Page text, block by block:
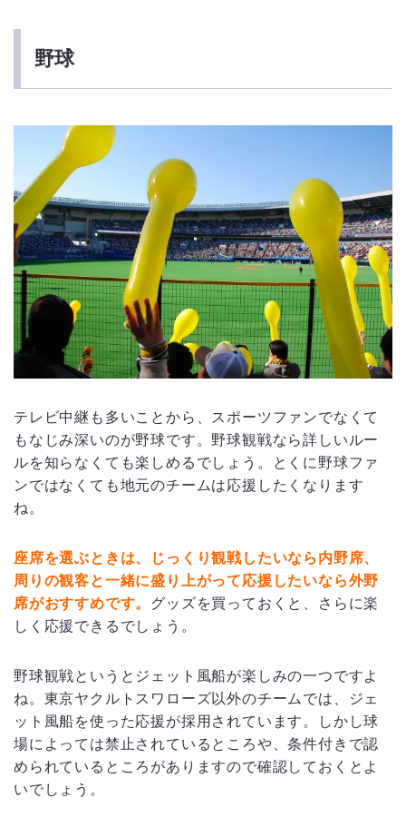
野球
テレビ中継も多いことから、スポーツファンでなくて
もなじみ深いのが野球です。野球観戦なら詳しいルー
ルを知らなくても楽しめるでしょう。とくに野球ファ
ンではなくても地元のチームは応援したくなります
ね。
座席を選ぶときは、じっくり観戦したいなら内野席、
周りの観客と一緒に盛り上がって応援したいなら外野
席がおすすめです。 グッズを買っておくと、さらに楽
しく応援できるでしょう。
野球観戦というとジェット風船が楽しみの一つですよ
ね。東京ヤクルトスワローズ以外のチームでは、ジェ
ット風船を使った応援が採用されています。しかし球
場によっては禁止されているところや、条件付きで認
められているところがありますので確認しておくとよ
いでしょう。